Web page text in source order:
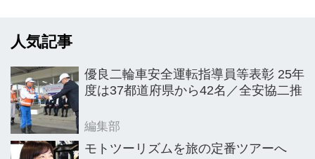
講義を行っているが、ヤマハはこれま
で若者とバイクの接点拡大の一助にな
きた。
人気記事
優良二輪車安全運転指導員等表彰 25年
度は37都道府県から42名／全安協二推
編集部
モトツーリズムを旅の定番ツアーへ